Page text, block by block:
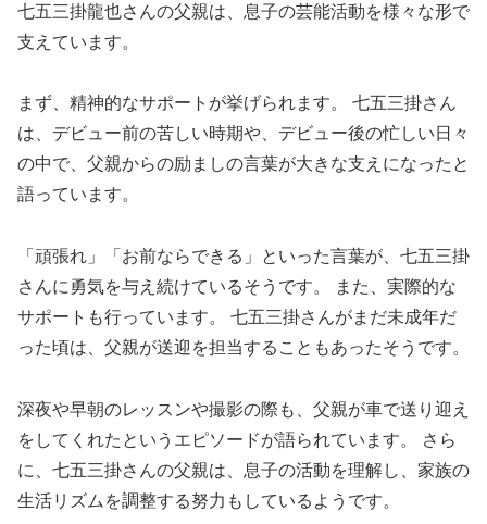
七五三掛龍也さんの父親は、息子の芸能活動を様々な形で
支えています。
まず、精神的なサポートが挙げられます。 七五三掛さん
は、デビュー前の苦しい時期や、デビュー後の忙しい日々
の中で、父親からの励ましの言葉が大きな支えになったと
語っています。
「頑張れ」「お前ならできる」といった言葉が、七五三掛
さんに勇気を与え続けているそうです。 また、実際的な
サポートも行っています。 七五三掛さんがまだ未成年だ
った頃は、父親が送迎を担当することもあったそうです。
深夜や早朝のレッスンや撮影の際も、父親が車で送り迎え
をしてくれたというエピソードが語られています。 さら
に、七五三掛さんの父親は、息子の活動を理解し、家族の
生活リズムを調整する努力もしているようです。